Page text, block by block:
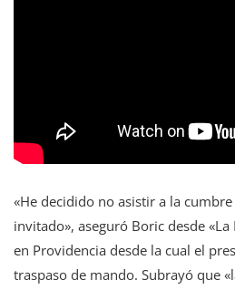
«He decidido no asistir a la
invitado», aseguró Boric desde «La
en Providencia desde la cual el
traspaso de mando. Subrayó que